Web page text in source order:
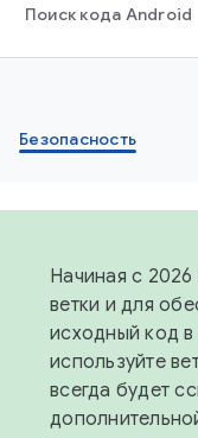
Поиск кода Android
Безопасность
Начиная с
ветки и для
исходный код в
используйте
всегда будет